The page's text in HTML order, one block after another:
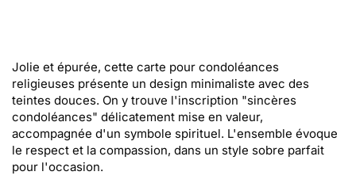
Jolie et épurée, cette carte pour condoléances
religieuses présente un design minimaliste avec des
teintes douces. On y trouve l'inscription "sincères
condoléances" délicatement mise en valeur,
accompagnée d'un symbole spirituel. L'ensemble évoque
le respect et la compassion, dans un style sobre parfait
pour l'occasion.